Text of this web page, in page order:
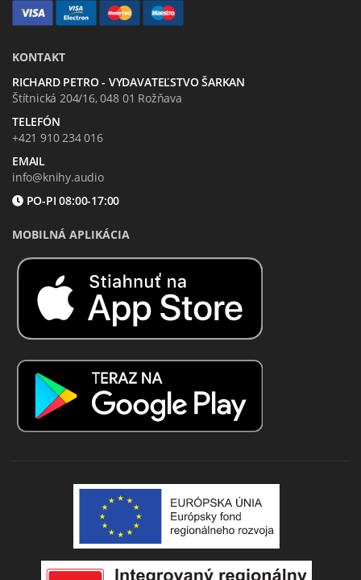
KONTAKT
RICHARD PETRO - VYDAVATEĽSTVO ŠARKAN
Štítnická 204/16, 048 01 Rožňava
TELEFÓN
+421 910 234 016
EMAIL
info@knihy.audio
PO-PI 08:00-17:00
MOBILNÁ APLIKÁCIA